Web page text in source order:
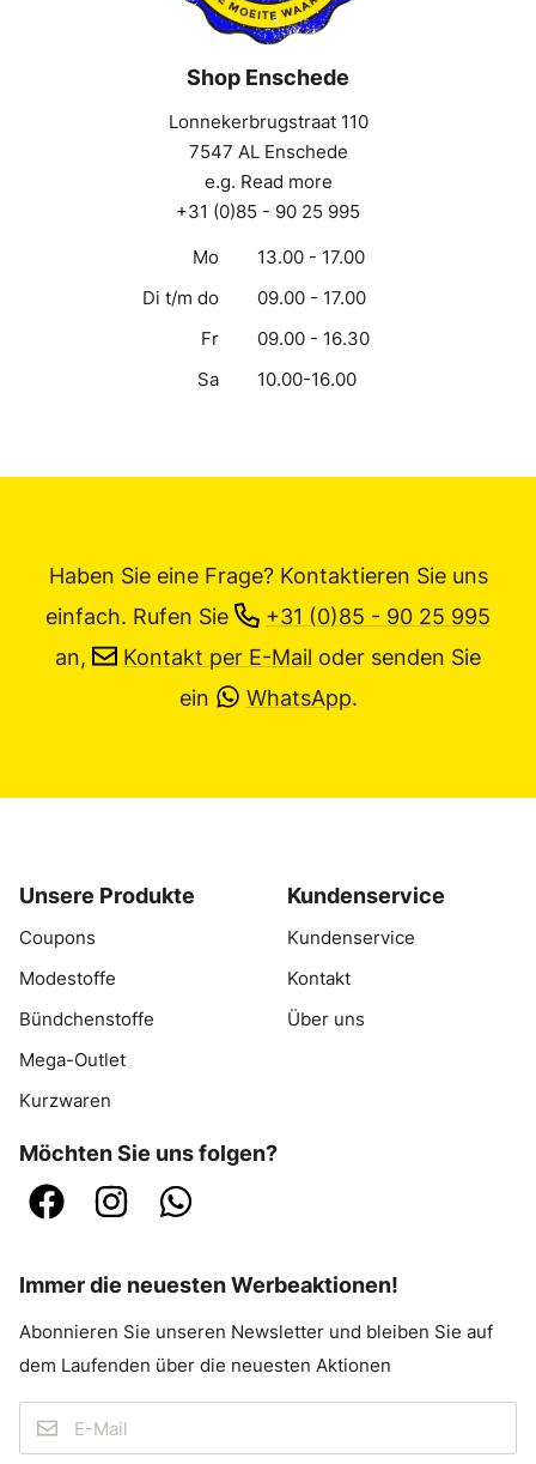
Shop Enschede
Lonnekerbrugstraat 110
7547 AL Enschede
e.g. Read more
+31 (0)85 - 90 25 995
Mo
13.00 - 17.00
Di t/m do
09.00 - 17.00
Fr
09.00 - 16.30
Sa
10.00-16.00
Haben Sie eine Frage? Kontaktieren Sie uns
einfach. Rufen Sie
+31 (0)85 - 90 25 995
an,
Kontakt per E-Mail oder senden Sie
ein
WhatsApp.
Unsere Produkte
Coupons
Modestoffe
Bündchenstoffe
Mega-Outlet
Kurzwaren
Kundenservice
Kundenservice
Kontakt
Über uns
Möchten Sie uns folgen?
Immer die neuesten Werbeaktionen!
Abonnieren Sie unseren Newsletter und bleiben Sie auf
dem Laufenden über die neuesten Aktionen